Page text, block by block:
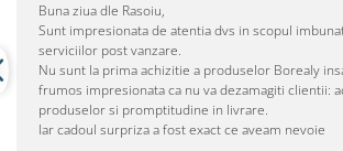
Buna ziua dle Rasoiu,
Sunt impresionata de atentia dvs in scopul
serviciilor post vanzare.
Nu sunt la prima achizitie a produselor Borealy
frumos impresionata ca nu va dezamagiti clientii:
produselor si promptitudine in livrare.
Iar cadoul surpriza a fost exact ce aveam nevoie